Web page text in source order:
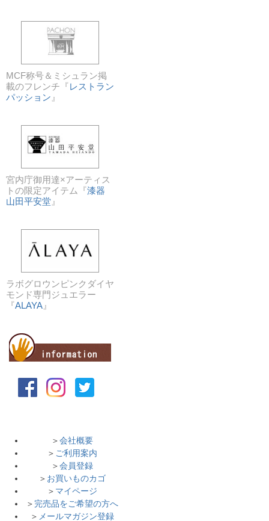
MCF称号＆ミシュラン掲
載のフレンチ『レストラン
パッション 』
宮内庁御用達×アーティス
トの限定アイテム『漆器
山田平安堂 』
ラボグロウンピンクダイヤ
モンド専門ジュエラー
『ALAYA 』
＞会社概要
＞ ご利用案内
＞会員登録
＞ お買いものカゴ
＞ マイページ
＞ 完売品をご希望の方へ
＞ メールマガジン登録